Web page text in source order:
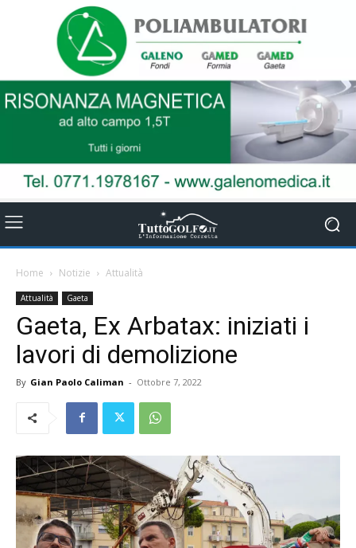
Home Notizie Attualità
Attualità Gaeta
Gaeta, Ex Arbatax: iniziati i
lavori di demolizione
By Gian Paolo Caliman - Ottobre 7, 2022